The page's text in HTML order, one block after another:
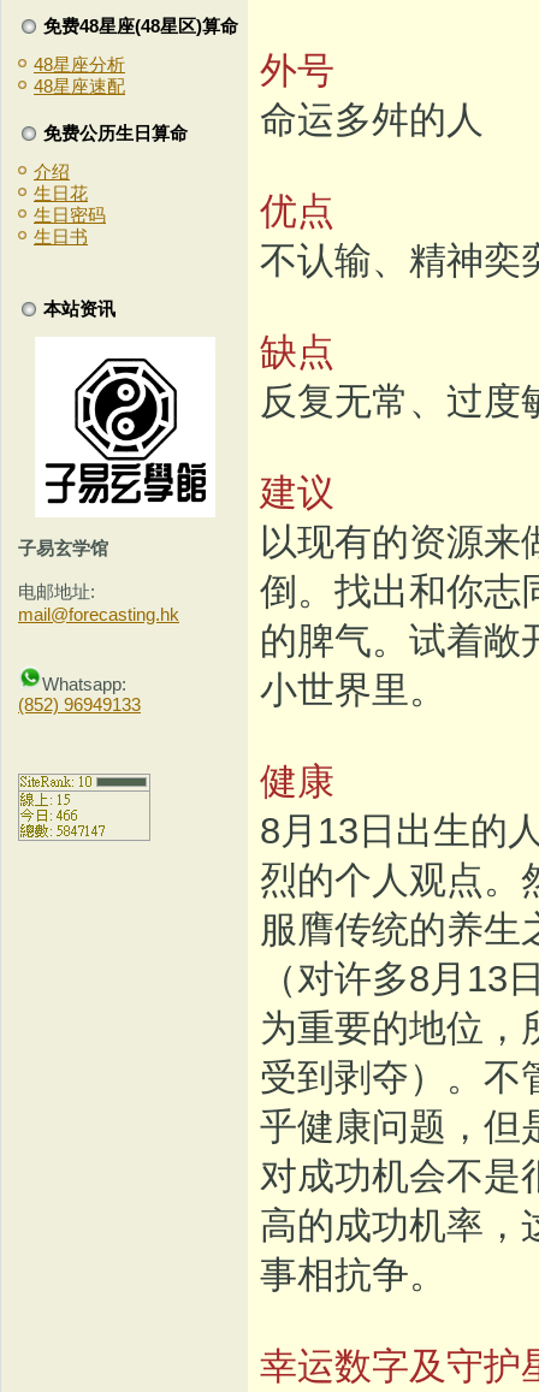
免费48星座(48星区)算命
48星座分析
48星座速配
免费公历生日算命
介绍
生日花
生日密码
生日书
本站资讯
子易玄学馆
电邮地址:
mail@forecasting.hk
Whatsapp:
(852) 96949133
外号
命运多舛的人
优点
不认输、精神奕
缺点
反复无常、过度
建议
以现有的资源来
倒。找出和你志
的脾气。试着敞
小世界里。
健康
8月13日出生的
烈的个人观点。
服膺传统的养生
（对许多8月13
为重要的地位，
受到剥夺）。不
乎健康问题，但
对成功机会不是
高的成功机率，
事相抗争。
幸运数字及守护